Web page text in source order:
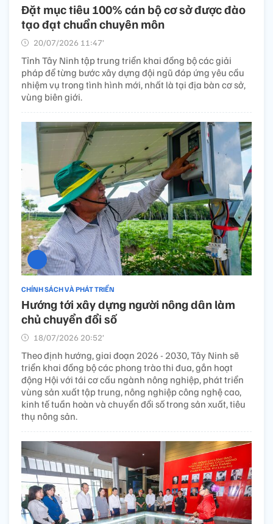
Đặt mục tiêu 100% cán bộ cơ sở được đào
tạo đạt chuẩn chuyên môn
20/07/2026 11:47’
Tỉnh Tây Ninh tập trung triển khai đồng bộ các giải
pháp để từng bước xây dựng đội ngũ đáp ứng yêu cầu
nhiệm vụ trong tình hình mới, nhất là tại địa bàn cơ sở,
vùng biên giới.
CHÍNH SÁCH VÀ PHÁT TRIỂN
Hướng tới xây dựng người nông dân làm
chủ chuyển đổi số
18/07/2026 20:52’
Theo định hướng, giai đoạn 2026 - 2030, Tây Ninh sẽ
triển khai đồng bộ các phong trào thi đua, gắn hoạt
động Hội với tái cơ cấu ngành nông nghiệp, phát triển
vùng sản xuất tập trung, nông nghiệp công nghệ cao,
kinh tế tuần hoàn và chuyển đổi số trong sản xuất, tiêu
thụ nông sản.